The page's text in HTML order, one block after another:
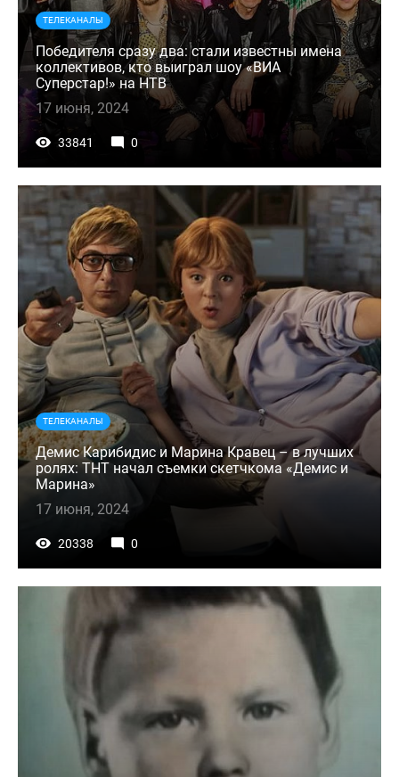
ТЕЛЕКАНАЛЫ
Победителя сразу два: стали известны имена
коллективов, кто выиграл шоу «ВИА
Суперстар!» на НТВ
17 июня, 2024
33841 0
ТЕЛЕКАНАЛЫ
Демис Карибидис и Марина Кравец – в лучших
ролях: ТНТ начал съемки скетчкома «Демис и
Марина»
17 июня, 2024
20338 0